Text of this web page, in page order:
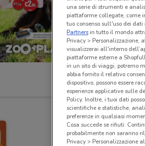
una serie di strumenti e
piattaforme collegate, come
tuo consenso sull'uso dei
Partnersin tutto il mondo
Privacy > Personalizzazione,
visualizzerai all'interno
piattaforme esterne a
in un sito di viaggi, potremo
abbia fornito il relativo
dispositivo, possono essere
esperienze applicative sulle
Policy. Inoltre, i tuoi dati
scientifiche e statistiche,
preferenze in qualsiasi
Cosa succede se rifiuti:
probabilmente non saranno
Privacy > Personalizzazione